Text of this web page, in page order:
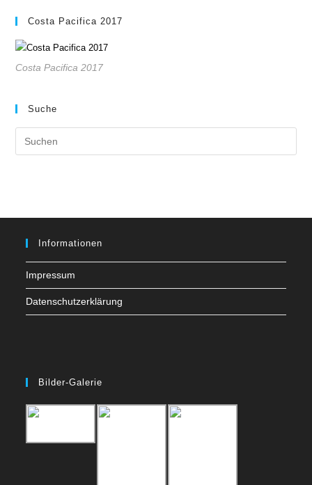
Costa Pacifica 2017
Costa Pacifica 2017
Suche
Informationen
Impressum
Datenschutzerklärung
Bilder-Galerie